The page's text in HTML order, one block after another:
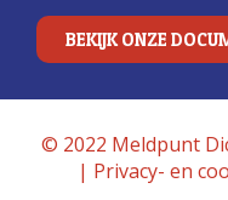
BEKIJK ONZE
© 2022 Meldpunt
| Privacy- en